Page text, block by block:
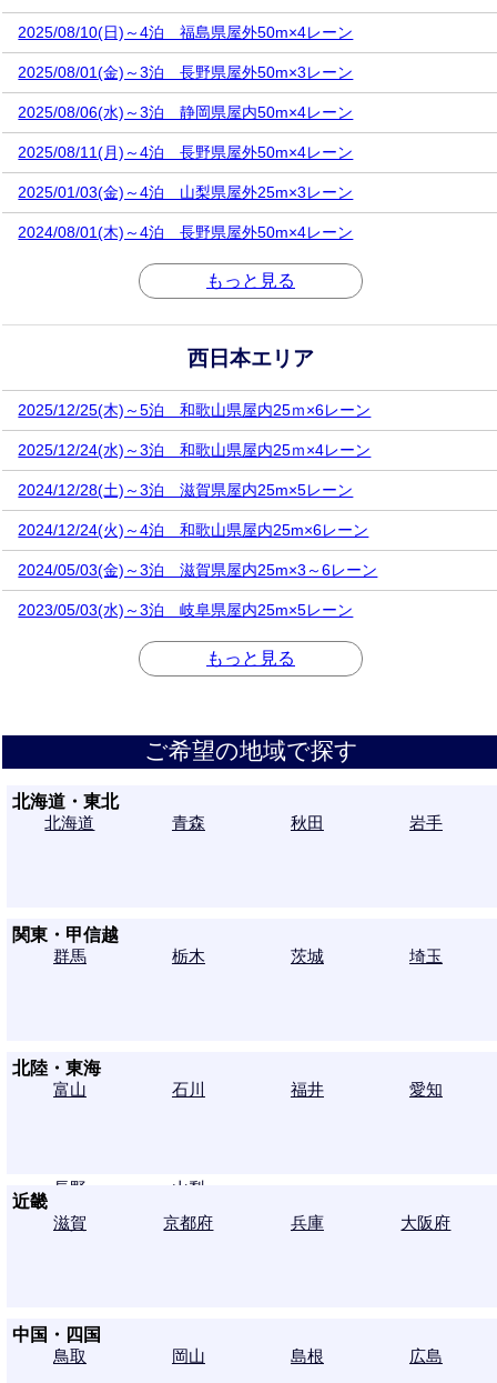
2025/08/10(日)～4泊 福島県屋外50m×4レーン
2025/08/01(金)～3泊 長野県屋外50m×3レーン
2025/08/06(水)～3泊 静岡県屋内50m×4レーン
2025/08/11(月)～4泊 長野県屋外50m×4レーン
2025/01/03(金)～4泊 山梨県屋外25m×3レーン
2024/08/01(木)～4泊 長野県屋外50m×4レーン
もっと見る
西日本エリア
2025/12/25(木)～5泊 和歌山県屋内25ｍ×6レーン
2025/12/24(水)～3泊 和歌山県屋内25ｍ×4レーン
2024/12/28(土)～3泊 滋賀県屋内25m×5レーン
2024/12/24(火)～4泊 和歌山県屋内25m×6レーン
2024/05/03(金)～3泊 滋賀県屋内25m×3～6レーン
2023/05/03(水)～3泊 岐阜県屋内25m×5レーン
もっと見る
ご希望の地域で探す
北海道・東北
北海道
青森 秋田 岩手
山形
関東・甲信越
群馬
栃木 茨城 埼玉
長野 山梨
北陸・東海
富山
石川 福井 愛知
近畿
滋賀
京都府 兵庫 大阪府
奈良
中国・四国
鳥取
岡山 島根 広島